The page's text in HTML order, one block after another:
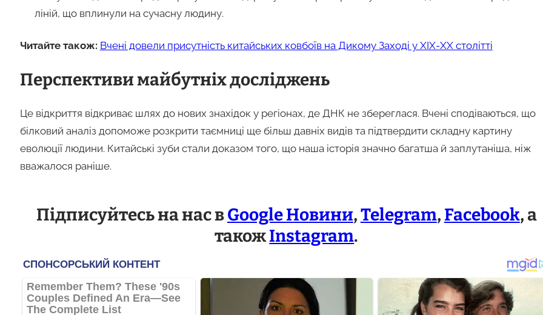
ліній, що вплинули на сучасну людину.
Читайте також: Вчені довели присутність китайських ковбоїв на Дикому Заході у XIX-XX столітті
Перспективи майбутніх досліджень
Це відкриття відкриває шлях до нових знахідок у регіонах, де ДНК не збереглася. Вчені сподіваються, що
білковий аналіз допоможе розкрити таємниці ще більш давніх видів та підтвердити складну картину
еволюції людини. Китайські зуби стали доказом того, що наша історія значно багатша й заплутаніша, ніж
вважалося раніше.
Підписуйтесь на нас вGoogle Новини,Telegram, Facebook, а
такожInstagram.